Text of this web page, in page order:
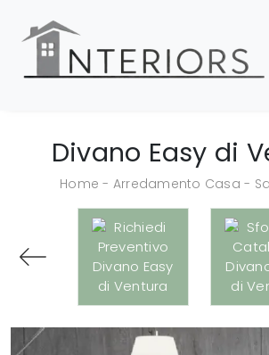
Divano Easy di
Home - Arredamento Casa -